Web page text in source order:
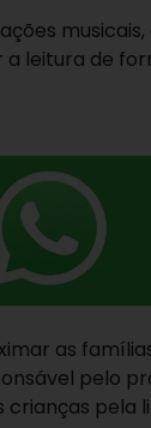
musicais,
leitura de
as
pelo
crianças pela